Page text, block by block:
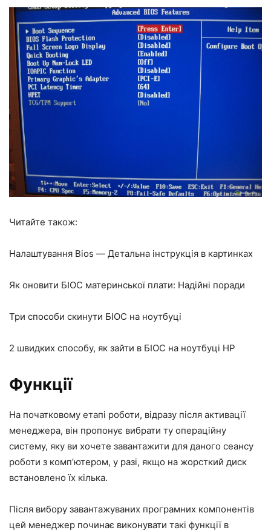
Читайте також:
Налаштування Bios — Детальна інструкція в картинках
Як оновити БІОС материнської плати: Надійні поради
Три способи скинути БІОС на ноутбуці
2 швидких способу, як зайти в БІОС на ноутбуці HP
Функції
На початковому етапі роботи, відразу після активації
менеджера, він пропонує вибрати ту операційну
систему, яку ви хочете завантажити для даного сеансу
роботи з комп’ютером, у разі, якщо на жорсткий диск
встановлено їх кілька.
Після вибору завантажуваних програмних компонентів
цей менеджер починає виконувати такі функції в